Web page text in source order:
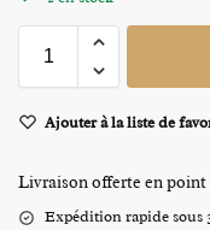
Ajouter à la liste de
Livraison offerte en point
Expédition rapide sous